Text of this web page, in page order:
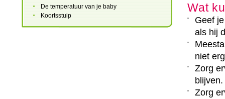
De temperatuur van je baby
Koortsstuip
Wat
Geef
als hij
niet
Zorg
Zorg